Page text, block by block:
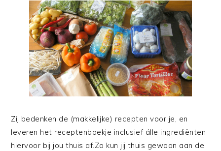
Zij bedenken de (makkelijke) recepten voor je, en
leveren het receptenboekje inclusief álle ingrediënten
hiervoor bij jou thuis af.Zo kun jij thuis gewoon aan de